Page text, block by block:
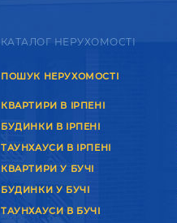
КАТАЛОГ НЕРУХОМОСТІ
ПОШУК НЕРУХОМОСТІ
КВАРТИРИ В ІРПЕНІ
БУДИНКИ В ІРПЕНІ
ТАУНХАУСИ В ІРПЕНІ
КВАРТИРИ У БУЧІ
БУДИНКИ У БУЧІ
ТАУНХАУСИ В БУЧІ